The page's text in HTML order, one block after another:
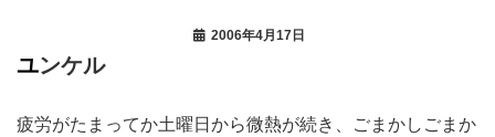
2006年4月17日
ユンケル
疲労がたまってか土曜日から微熱が続き、ごまかしごまか